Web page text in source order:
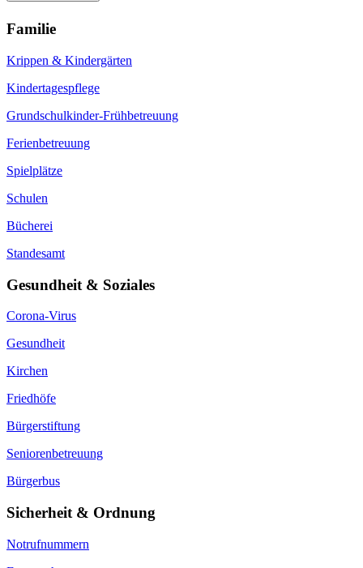
Familie
Krippen & Kindergärten
Kindertagespflege
Grundschulkinder-Frühbetreuung
Ferienbetreuung
Spielplätze
Schulen
Bücherei
Standesamt
Gesundheit & Soziales
Corona-Virus
Gesundheit
Kirchen
Friedhöfe
Bürgerstiftung
Seniorenbetreuung
Bürgerbus
Sicherheit & Ordnung
Notrufnummern